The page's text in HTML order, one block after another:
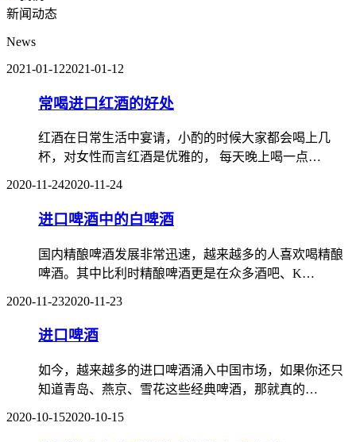
新闻动态
News
2021-01-122021-01-12
常喝进口红酒的好处
红酒在日常生活中宴请，小酌的时候大家都会喝上几
杯，对女性而言红酒是优雅的， 每天晚上喝一点…
2020-11-242020-11-24
进口啤酒中的白啤酒
国内精酿啤酒发展非常迅速，越来越多的人喜欢喝精酿
啤酒。其中比利时精酿啤酒更是在众多酒吧、K…
2020-11-232020-11-23
进口啤酒
如今，越来越多的进口啤酒涌入中国市场，如果你还只
知道青岛、燕京、雪花这些经典啤酒，那就真的…
2020-10-152020-10-15